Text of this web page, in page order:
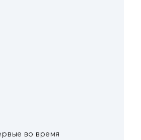
во время